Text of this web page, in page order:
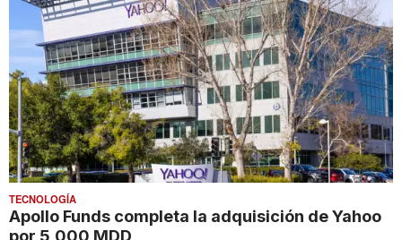
TECNOLOGÍA
Apollo Funds completa la adquisición de Yahoo
por 5,000 MDD